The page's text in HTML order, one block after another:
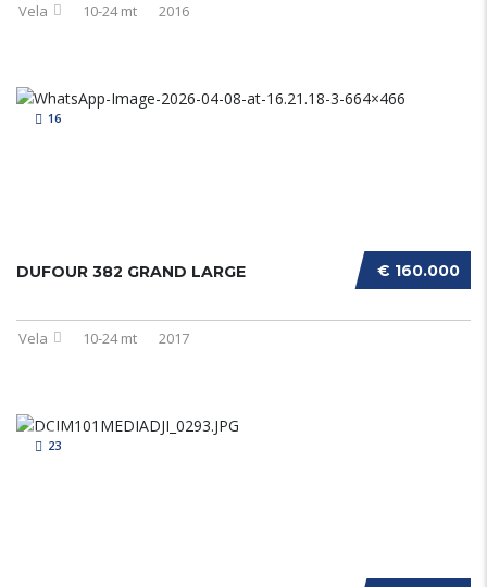
Vela 10-24 mt 2016
16
€ 160.000
DUFOUR 382 GRAND LARGE
Vela 10-24 mt 2017
23